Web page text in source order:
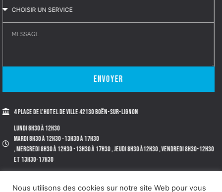
Envoyer
4 place de l'Hotel de Ville 42130 BOËN-SUR-LIGNON
Lundi 8h30 à 12h30
Mardi 8h30 à 12h30 -13h30 à 17h30
, Mercredi 8h30 à 12h30 -13h30 à 17h30 , Jeudi 8h30 à12h30 , Vendredi 8h30-12h30
et 13h30-17h30
Nous utilisons des cookies sur notre site Web pour vous